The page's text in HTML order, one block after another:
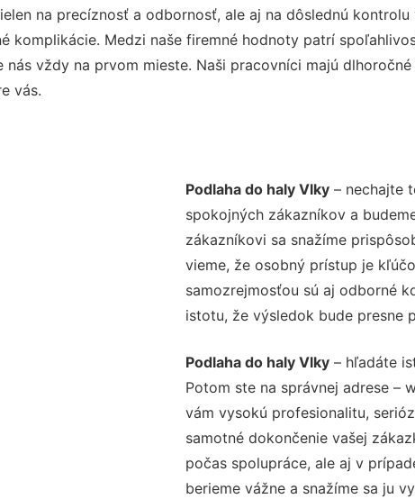
na precíznosť a odbornosť, ale aj na dôslednú
komplikácie. Medzi naše firemné hodnoty patrí
vždy na prvom mieste. Naši pracovníci majú
vás.
Podlaha do haly Vlky– nechajte
spokojných zákazníkov a
zákazníkovi sa snažíme
vieme, že osobný prístup je
samozrejmosťou sú aj odborné
istotu, že výsledok bude presne
Podlaha do haly Vlky– hľadáte
Potom ste na správnej adrese –
vám vysokú profesionalitu,
samotné dokončenie vašej
počas spolupráce, ale aj v
berieme vážne a snažíme sa ju